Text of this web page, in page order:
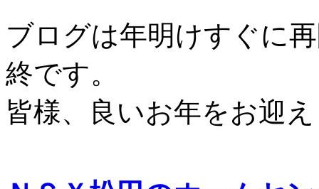
ブログは年明けすぐに
終です。
皆様、良いお年をお迎